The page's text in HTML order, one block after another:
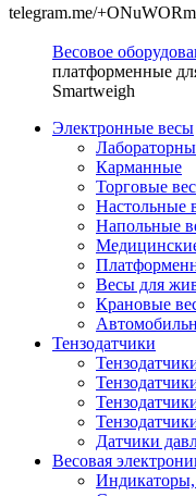
telegram.me/
Весовое
платформенные
Smartweigh
Электронные весы
Карманные
Торговые
Настольные
Напольные
Весы для
Крановые
Тензодатчики
Датчики
Весовая